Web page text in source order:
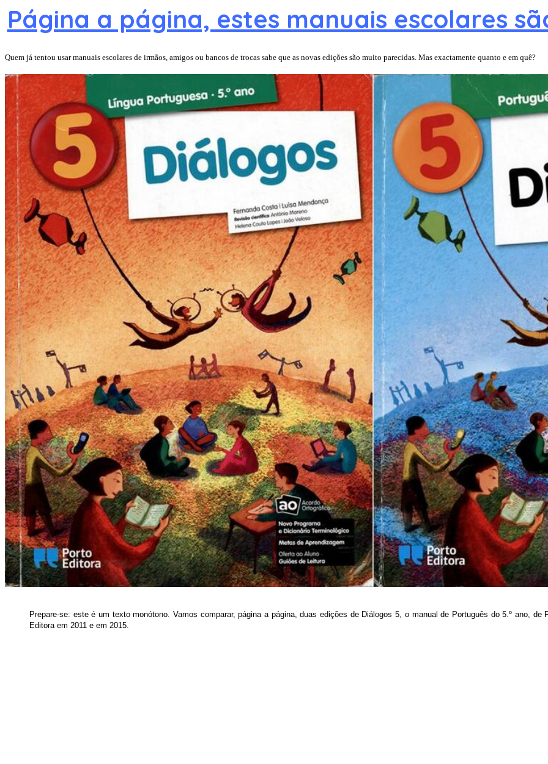
Página a página, estes manuais escolares
Quem já tentou usar manuais escolares de irmãos, amigos ou bancos de trocas sabe que as novas edições são muito parecidas. Mas exactamente quanto e em quê?
Prepare-se: este é um texto monótono. Vamos comparar, página a página, duas edições de Diálogos 5, o manual de Português do 5.º ano,
Editora em 2011 e em 2015.